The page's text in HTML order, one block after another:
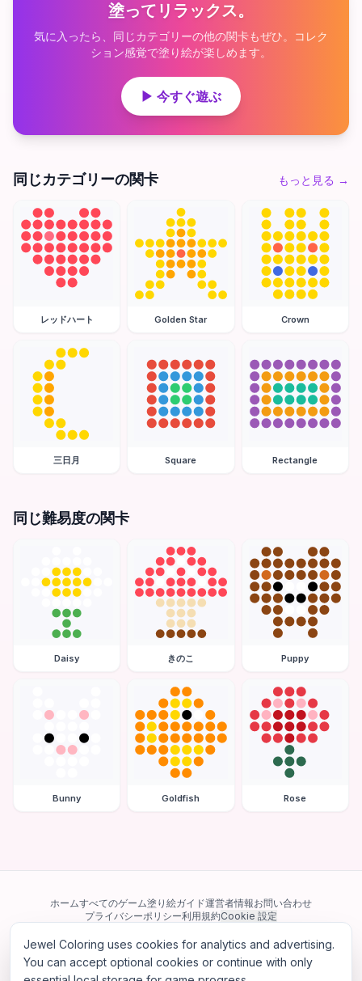
塗ってリラックス。
気に入ったら、同じカテゴリーの他の関卡もぜひ。コレク
ション感覚で塗り絵が楽しめます。
▶ 今すぐ遊ぶ
同じカテゴリーの関卡 もっと見る →
レッドハート Golden Star Crown
三日月 Square Rectangle
同じ難易度の関卡
Daisy きのこ Puppy
Bunny Goldfish Rose
ホームすべてのゲーム塗り絵ガイド運営者情報お問い合わせ
プライバシーポリシー利用規約Cookie 設定
当サイトは Google AdSense を含む第三者広告ネットワークを利用してい
ます。一部のサードパーティ Cookie を使用してパーソナライズ広告を配信
する場合があります。
Jewel Coloring uses cookies for analytics and advertising.
You can accept optional cookies or continue with only